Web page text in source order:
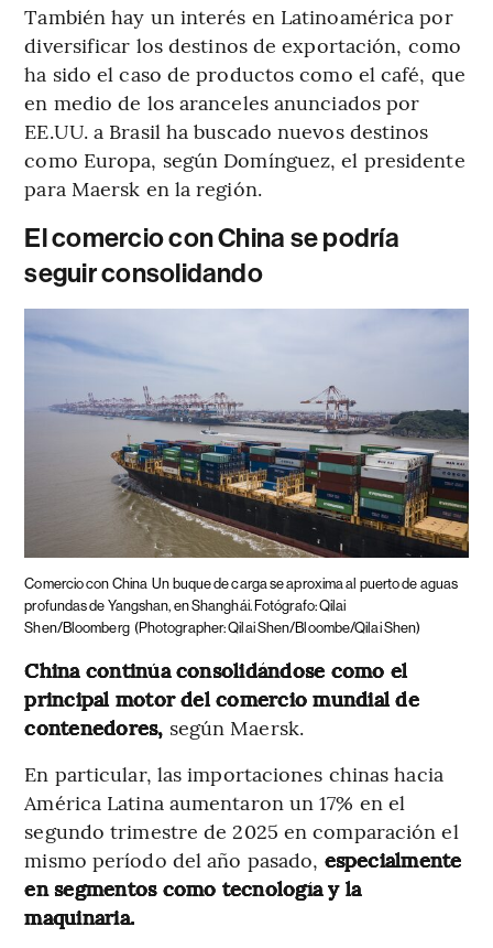
También hay un interés en Latinoamérica por
diversificar los destinos de exportación, como
ha sido el caso de productos como el café, que
en medio de los aranceles anunciados por
EE.UU. a Brasil ha buscado nuevos destinos
como Europa, según Domínguez, el presidente
para Maersk en la región.
El comercio con China se podría
seguir consolidando
Comercio con China Un buque de carga se aproxima al puerto de aguas
profundas de Yangshan, en Shanghái. Fotógrafo: Qilai
Shen/Bloomberg (Photographer: Qilai Shen/Bloombe/Qilai Shen)
China continúa consolidándose como el
principal motor del comercio mundial de
contenedores, según Maersk.
En particular, las importaciones chinas hacia
América Latina aumentaron un 17% en el
segundo trimestre de 2025 en comparación el
mismo período del año pasado, especialmente
en segmentos como tecnología y la
maquinaria.